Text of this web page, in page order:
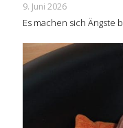
9. Juni 2026
Es machen sich Ängste